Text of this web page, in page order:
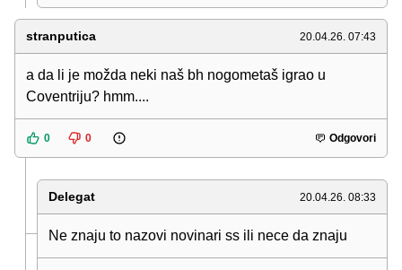
stranputica 20.04.26. 07:43
a da li je možda neki naš bh nogometaš igrao u
Coventriju? hmm....
0 0 Odgovori
Delegat 20.04.26. 08:33
Ne znaju to nazovi novinari ss ili nece da znaju